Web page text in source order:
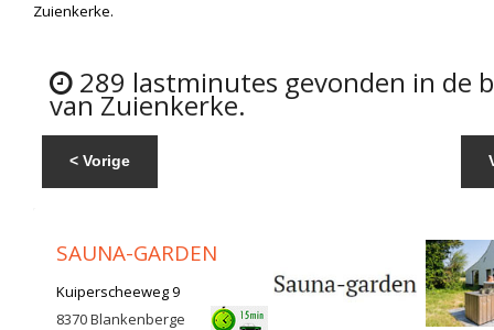
Zuienkerke.
289 lastminutes gevonden in de
van Zuienkerke.
< Vorige
SAUNA-GARDEN
Kuiperscheeweg 9
8370Blankenberge